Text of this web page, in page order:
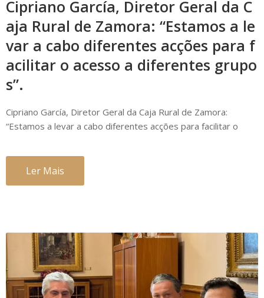
Cipriano García, Diretor Geral da C
aja Rural de Zamora: “Estamos a le
var a cabo diferentes acções para f
acilitar o acesso a diferentes grupo
s”.
Cipriano García, Diretor Geral da Caja Rural de Zamora:
“Estamos a levar a cabo diferentes acções para facilitar o
Ler Mais